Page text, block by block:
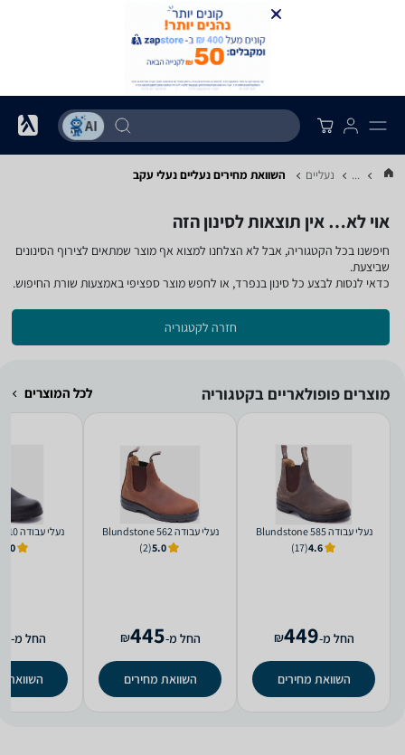
... נעליים השוואת מחירים נעליים ‏נעלי עקב
אוי לא… אין תוצאות לסינון הזה
חיפשנו בכל הקטגוריה, אבל לא הצלחנו למצוא אף מוצר שמתאים לצירוף הסינונים
שביצעת.
כדאי לנסות לבצע כל סינון בנפרד, או לחפש מוצר ספציפי באמצעות שורת החיפוש.
חזרה לקטגוריה
מוצרים פופולאריים בקטגוריה לכל המוצרים
‏נעלי עבודה 585 Blundstone
4.6
(17)
החל מ-449
₪
השוואת מחירים
‏נעלי עבודה 562 Blundstone
5.0
(2)
החל מ-445
₪
השוואת מחירים
‏נעלי עבודה 510 Blundstone
4.0
החל מ-
השוואת